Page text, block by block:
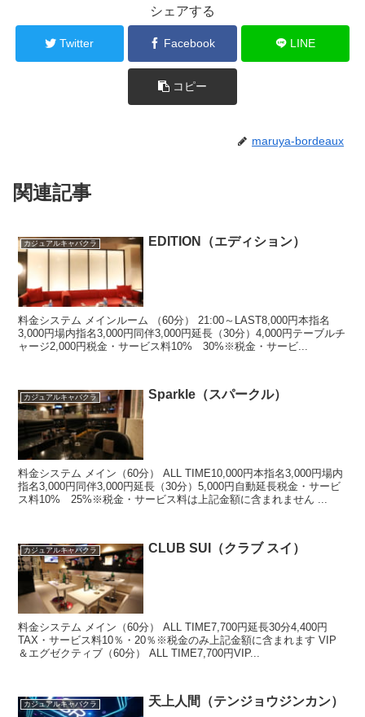
シェアする
Twitter Facebook LINE
コピー
maruya-bordeaux
関連記事
カジュアルキャバクラ EDITION（エディション）
料金システム メインルーム （60分） 21:00～LAST8,000円本指名
3,000円場内指名3,000円同伴3,000円延長（30分）4,000円テーブルチ
ャージ2,000円税金・サービス料10% 30%※税金・サービ...
カジュアルキャバクラ Sparkle（スパークル）
料金システム メイン（60分） ALL TIME10,000円本指名3,000円場内
指名3,000円同伴3,000円延長（30分）5,000円自動延長税金・サービ
ス料10% 25%※税金・サービス料は上記金額に含まれません ...
カジュアルキャバクラ CLUB SUI（クラブ スイ）
料金システム メイン（60分） ALL TIME7,700円延長30分4,400円
TAX・サービス料10％・20％※税金のみ上記金額に含まれます VIP
＆エグゼクティブ（60分） ALL TIME7,700円VIP...
カジュアルキャバクラ 天上人間（テンジョウジンカン）